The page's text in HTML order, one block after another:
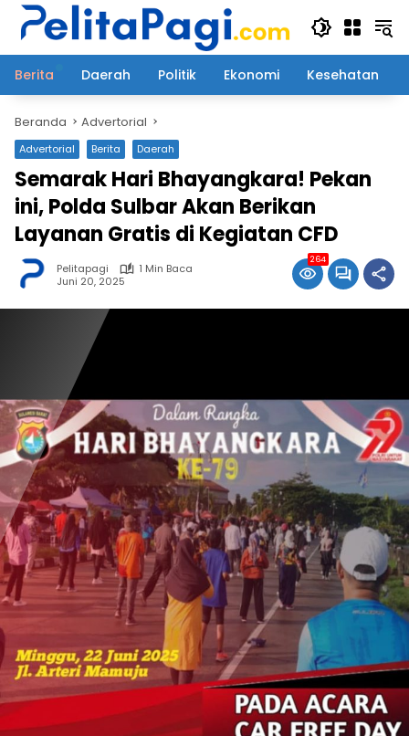
Langsung
Berita
Daerah Politik Ekonomi Kesehatan
Beranda Advertorial
Advertorial Berita Daerah
Semarak Hari Bhayangkara! Pekan
ini, Polda Sulbar Akan Berikan
Layanan Gratis di Kegiatan CFD
Pelitapagi
1 Min Baca
Juni 20, 2025
264